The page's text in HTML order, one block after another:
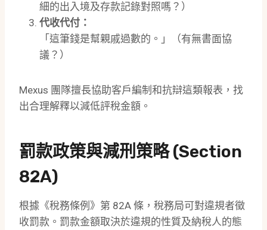
細的出入境及存款記錄對照嗎？）
代收代付：
「這筆錢是幫親戚過數的。」（有無書面協
議？）
Mexus 團隊擅長協助客戶編制和抗辯這類報表，找
出合理解釋以減低評稅金額。
罰款政策與減刑策略 (Section
82A)
根據《稅務條例》第 82A 條，稅務局可對違規者徵
收罰款。罰款金額取決於違規的性質及納稅人的態